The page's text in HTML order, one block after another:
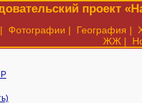
проект
| Фотографии | География |
ЖЖ |